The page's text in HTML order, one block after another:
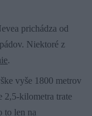
prichádza od
Niektoré z
.
vyše 1800 metrov
2,5-kilometra trate
to len na